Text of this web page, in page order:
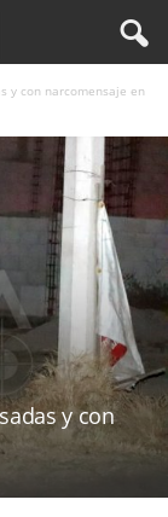
y con narcomensaje en
y con